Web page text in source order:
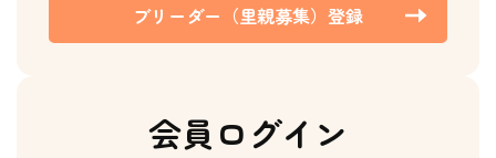
ブリーダー（里親募集）登録
会員ログイン